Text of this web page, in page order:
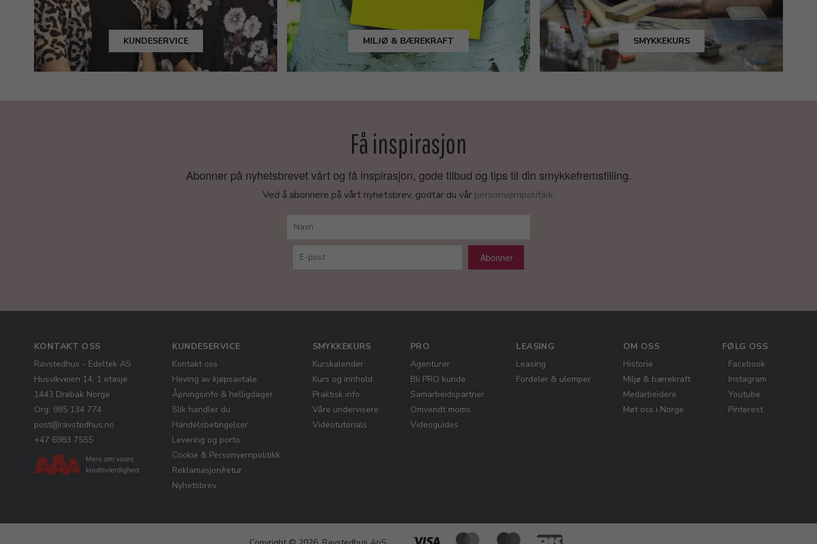
KUNDESERVICE MILJØ & BÆREKRAFT SMYKKEKURS
Få inspirasjon
Abonner på nyhetsbrevet vårt og få inspirasjon, gode tilbud og tips til din smykkefremstilling.
Ved å abonnere på vårt nyhetsbrev, godtar du vår personvernpolitikk.
Abonner
KONTAKT OSS
Ravstedhus - Edeltek AS
Husvikveien 14, 1 etasje
1443 Drøbak Norge
Org: 985 134 774
post@ravstedhus.no
+47 6983 7555
KUNDESERVICE
Kontakt oss
Heving av kjøpsavtale
Åpningsinfo & helligdager
Slik handler du
Handelsbetingelser
Levering og porto
Cookie & Personvernpolitikk
Reklamasjon/retur
Nyhetsbrev
SMYKKEKURS
Kurskalender
Kurs og innhold
Praktisk info
Våre undervisere
Videotutorials
PRO
Agenturer
Bli PRO kunde
Samarbeidspartner
Omvendt moms
Videoguides
LEASING
Leasing
Fordeler & ulemper
OM OSS
Historie
Miljø & bærekraft
Medarbeidere
Møt oss i Norge
FØLG OSS
Facebook
Instagram
Youtube
Pinterest